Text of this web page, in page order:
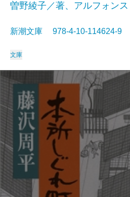
曽野綾子／著、アルフォン
新潮文庫 978-4-10-114624-
文庫